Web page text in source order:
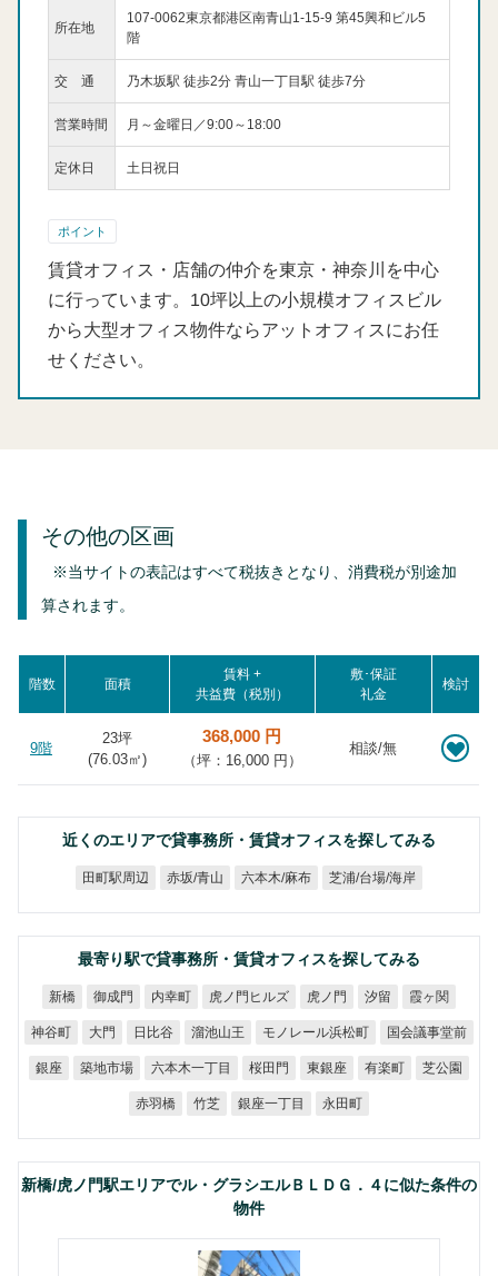
所在地
107-0062東京都港区南青山1-15-9 第45興和ビル5
階
交 通 乃木坂駅 徒歩2分 青山一丁目駅 徒歩7分
営業時間 月～金曜日／9:00～18:00
定休日 土日祝日
ポイント
賃貸オフィス・店舗の仲介を東京・神奈川を中心
に行っています。10坪以上の小規模オフィスビル
から大型オフィス物件ならアットオフィスにお任
せください。
その他の区画
※当サイトの表記はすべて税抜きとなり、消費税が別途加
算されます。
階数 面積
賃料 +
共益費（税別）
敷･保証
礼金
検討
9階
23坪
(76.03㎡)
368,000 円
（坪：16,000 円）
相談/無
近くのエリアで貸事務所・賃貸オフィスを探してみる
田町駅周辺 赤坂/青山 六本木/麻布 芝浦/台場/海岸
最寄り駅で貸事務所・賃貸オフィスを探してみる
新橋 御成門 内幸町 虎ノ門ヒルズ 虎ノ門 汐留 霞ヶ関
神谷町 大門 日比谷 溜池山王 モノレール浜松町 国会議事堂前
銀座 築地市場 六本木一丁目 桜田門 東銀座 有楽町 芝公園
赤羽橋 竹芝 銀座一丁目 永田町
新橋/虎ノ門駅エリアでル・グラシエルＢＬＤＧ．４に似た条件の
物件